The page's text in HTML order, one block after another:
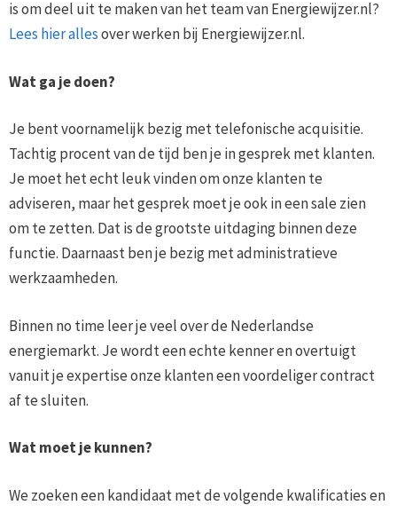
is om deel uit te maken van het team van Energiewijzer.nl?
Lees hier allesover werken bij Energiewijzer.nl.
Wat ga je doen?
Je bent voornamelijk bezig met telefonische acquisitie.
Tachtig procent van de tijd ben je in gesprek met klanten.
Je moet het echt leuk vinden om onze klanten te
adviseren, maar het gesprek moet je ook in een sale zien
om te zetten. Dat is de grootste uitdaging binnen deze
functie. Daarnaast ben je bezig met administratieve
werkzaamheden.
Binnen no time leer je veel over de Nederlandse
energiemarkt. Je wordt een echte kenner en overtuigt
vanuit je expertise onze klanten een voordeliger contract
af te sluiten.
Wat moet je kunnen?
We zoeken een kandidaat met de volgende kwalificaties en